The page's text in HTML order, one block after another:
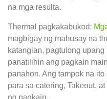
na mga resulta.
Thermal pagkakabukod:
magbigay ng mahusay na
katangian, pagtulong
panatilihin ang pagkain
panahon. Ang tampok na
para sa catering, Takeout,
ng pagkain.